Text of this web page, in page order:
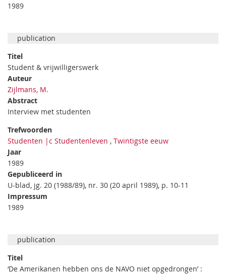
1989
publication
Titel
Student & vrijwilligerswerk
Auteur
Zijlmans, M.
Abstract
Interview met studenten
Trefwoorden
Studenten |c Studentenleven , Twintigste eeuw
Jaar
1989
Gepubliceerd in
U-blad, jg. 20 (1988/89), nr. 30 (20 april 1989), p. 10-11
Impressum
1989
publication
Titel
‘De Amerikanen hebben ons de NAVO niet opgedrongen’ :